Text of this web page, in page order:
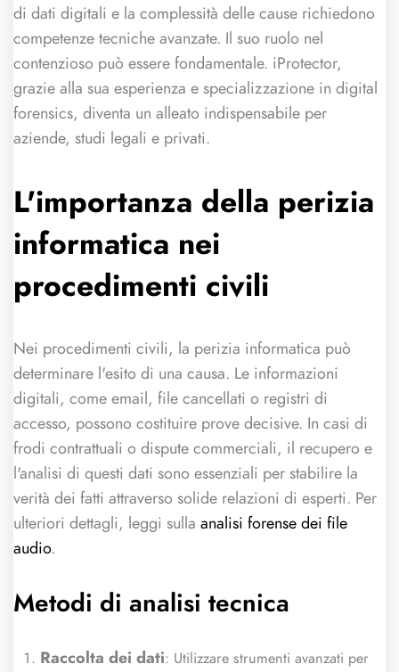
di dati digitali e la complessità delle cause richiedono
competenze tecniche avanzate. Il suo ruolo nel
contenzioso può essere fondamentale. iProtector,
grazie alla sua esperienza e specializzazione in digital
forensics, diventa un alleato indispensabile per
aziende, studi legali e privati.
L'importanza della perizia
informatica nei
procedimenti civili
Nei procedimenti civili, la perizia informatica può
determinare l'esito di una causa. Le informazioni
digitali, come email, file cancellati o registri di
accesso, possono costituire prove decisive. In casi di
frodi contrattuali o dispute commerciali, il recupero e
l'analisi di questi dati sono essenziali per stabilire la
verità dei fatti attraverso solide relazioni di esperti. Per
ulteriori dettagli, leggi sulla analisi forense dei file
audio.
Metodi di analisi tecnica
Raccolta dei dati: Utilizzare strumenti avanzati per